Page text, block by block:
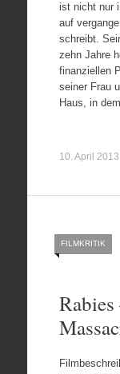
ist nicht nur
auf
schreibt.
zehn Jahre
finanziellen
seiner Frau
Haus, in
10. April 2013
FILMKRITIK